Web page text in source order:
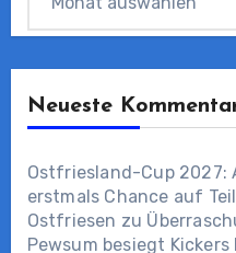
Neueste
Ostfriesland-Cup 2027:
erstmals Chance auf
Ostfriesen zu
Pewsum besiegt Kickers